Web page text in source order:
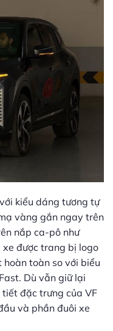
kiểu dáng tương tự
vàng gắn ngay trên
nắp ca-pô như
được trang bị logo
hoàn toàn so với biểu
Dù vẫn giữ lại
tiết đặc trưng của VF
và phần đuôi xe